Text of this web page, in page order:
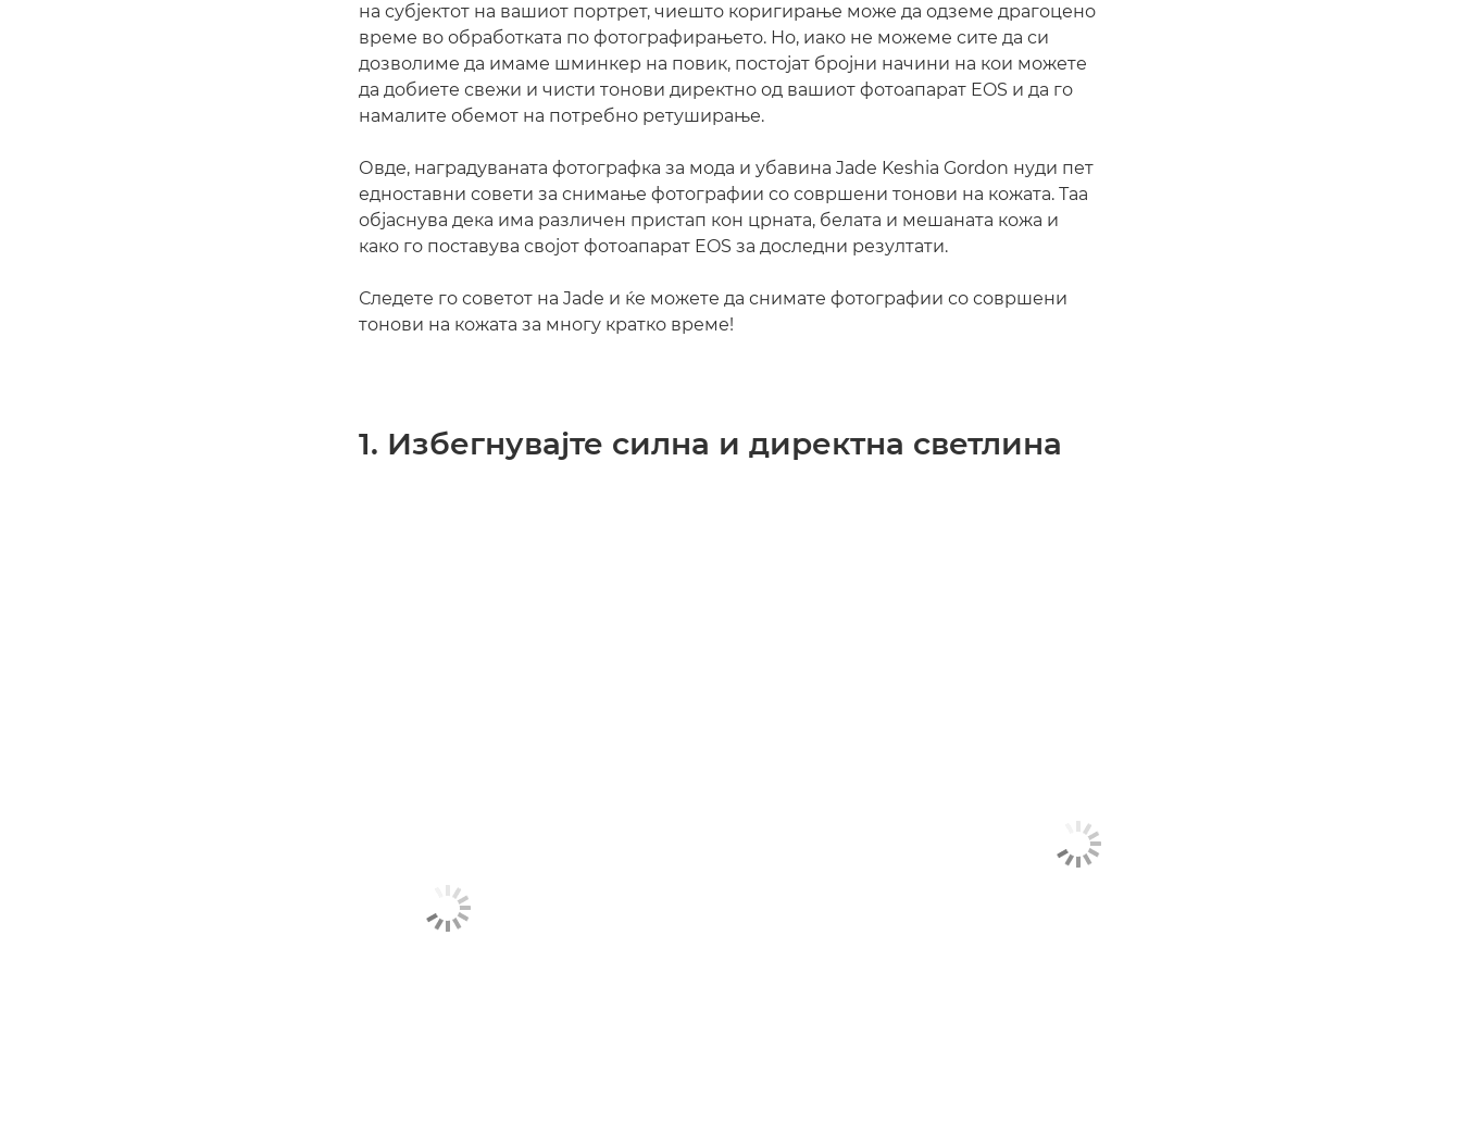
на субјектот на вашиот портрет, чиешто коригирање може да одземе драгоцено
време во обработката по фотографирањето. Но, иако не можеме сите да си
дозволиме да имаме шминкер на повик, постојат бројни начини на кои можете
да добиете свежи и чисти тонови директно од вашиот фотоапарат EOS и да го
намалите обемот на потребно ретуширање.
Овде, наградуваната фотографка за мода и убавина Jade Keshia Gordon нуди пет
едноставни совети за снимање фотографии со совршени тонови на кожата. Таа
објаснува дека има различен пристап кон црната, белата и мешаната кожа и
како го поставува својот фотоапарат EOS за доследни резултати.
Следете го советот на Jade и ќе можете да снимате фотографии со совршени
тонови на кожата за многу кратко време!
1. Избегнувајте силна и директна светлина